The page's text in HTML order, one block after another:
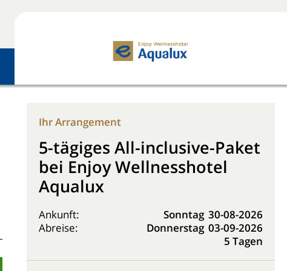
Ihr Arrangement
5-tägiges All-inclusive-Paket
bei Enjoy Wellnesshotel
Aqualux
Ankunft: Sonntag 30-08-2026
Abreise:
Donnerstag 03-09-2026
5 Tagen